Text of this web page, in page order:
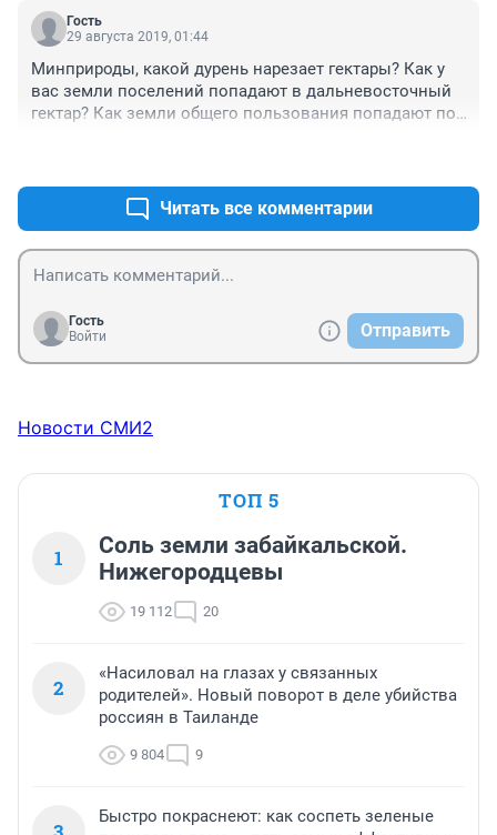
законодательством, в том числе "О недрах". Где у
государевых служащих "глаза и уши". Борис Петрович
Гость
29 августа 2019, 01:44
Минприроды, какой дурень нарезает гектары? Как у
вас земли поселений попадают в дальневосточный
гектар? Как земли общего пользования попадают под
Читать все комментарии
Гость
Войти
Отправить
Новости СМИ2
ТОП 5
1
Соль земли забайкальской.
Нижегородцевы
19 112 20
2
«Насиловал на глазах у связанных
родителей». Новый поворот в деле убийства
россиян в Таиланде
9 804 9
Быстро покраснеют: как соспеть зеленые